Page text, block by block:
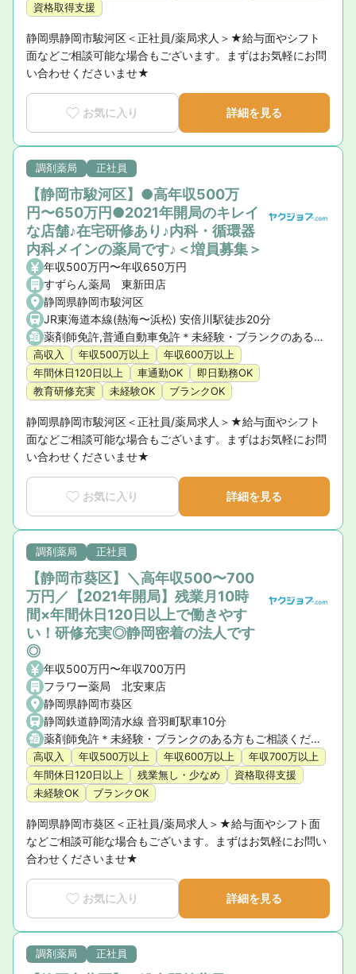
資格取得支援
静岡県静岡市駿河区＜正社員/薬局求人＞★給与面やシフト
面などご相談可能な場合もございます。まずはお気軽にお問
い合わせくださいませ★
お気に入り 詳細を見る
調剤薬局 正社員
【静岡市駿河区】●高年収500万
円〜650万円●2021年開局のキレイ
な店舗♪在宅研修あり♪内科・循環器
内科メインの薬局です♪＜増員募集＞
年収500万円〜年収650万円
すずらん薬局 東新田店
静岡県静岡市駿河区
JR東海道本線(熱海〜浜松) 安倍川駅徒歩20分
薬剤師免許,普通自動車免許＊未経験・ブランクのある方もご相談ください
高収入 年収500万以上
年収600万以上
年間休日120日以上
車通勤OK
即日勤務OK
教育研修充実
未経験OK ブランクOK
静岡県静岡市駿河区＜正社員/薬局求人＞★給与面やシフト
面などご相談可能な場合もございます。まずはお気軽にお問
い合わせくださいませ★
お気に入り 詳細を見る
調剤薬局 正社員
【静岡市葵区】＼高年収500〜700
万円／【2021年開局】残業月10時
間×年間休日120日以上で働きやす
い！研修充実◎静岡密着の法人です
◎
年収500万円〜年収700万円
フラワー薬局 北安東店
静岡県静岡市葵区
静岡鉄道静岡清水線 音羽町駅車10分
薬剤師免許＊未経験・ブランクのある方もご相談ください
高収入 年収500万以上 年収600万以上
年収700万以上
年間休日120日以上
残業無し・少なめ
資格取得支援
未経験OK
ブランクOK
静岡県静岡市葵区＜正社員/薬局求人＞★給与面やシフト面
などご相談可能な場合もございます。まずはお気軽にお問い
合わせくださいませ★
お気に入り 詳細を見る
調剤薬局 正社員